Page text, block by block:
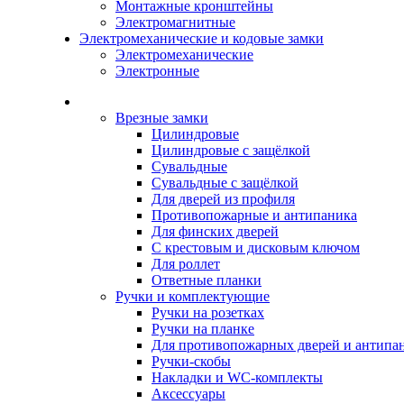
Монтажные кронштейны
Электромагнитные
Электромеханические и кодовые замки
Электромеханические
Электронные
Врезные замки
Цилиндровые
Цилиндровые с защёлкой
Сувальдные
Сувальдные с защёлкой
Для дверей из профиля
Противопожарные и антипаника
Для финских дверей
С крестовым и дисковым ключом
Для роллет
Ответные планки
Ручки и комплектующие
Ручки на розетках
Ручки на планке
Для противопожарных дверей и
Ручки-скобы
Накладки и WC-комплекты
Аксессуары